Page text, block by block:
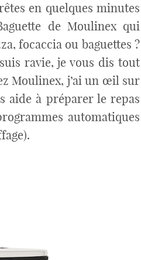
en quelques minutes
de Moulinex qui
focaccia ou baguettes ?
ravie, je vous dis tout
Moulinex, j’ai un œil sur
aide à préparer le repas
automatiques